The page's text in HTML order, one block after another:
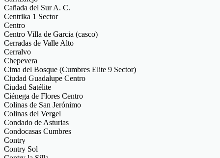
Cañada del Sur A. C.
Centrika 1 Sector
Centro
Centro Villa de Garcia (casco)
Cerradas de Valle Alto
Cerralvo
Chepevera
Cima del Bosque (Cumbres Elite 9 Sector)
Ciudad Guadalupe Centro
Ciudad Satélite
Ciénega de Flores Centro
Colinas de San Jerónimo
Colinas del Vergel
Condado de Asturias
Condocasas Cumbres
Contry
Contry Sol